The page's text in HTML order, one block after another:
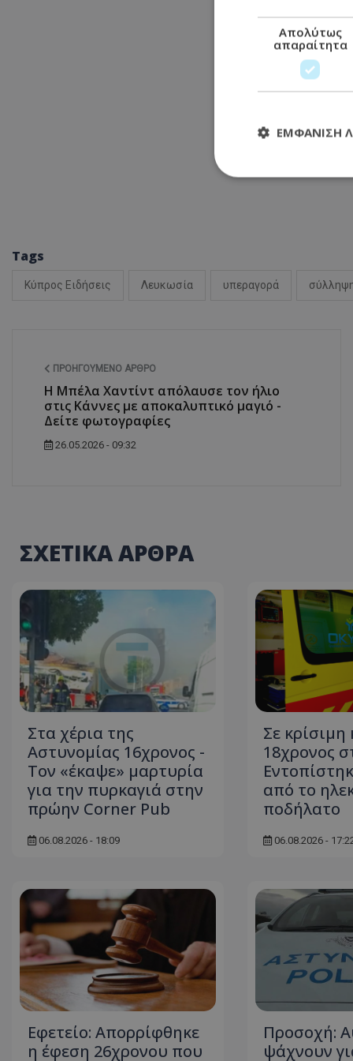
Tags
Κύπρος Ειδήσεις Λευκωσία υπεραγορά
ΠΡΟΗΓΟΎΜΕΝΟ ΆΡΘΡΟ
H Μπέλα Χαντίντ απόλαυσε τον ήλιο
στις Κάννες με αποκαλυπτικό μαγιό -
Δείτε φωτογραφίες
26.05.2026 - 09:32
ΣΧΕΤΙΚΑ ΑΡΘΡΑ
Στα χέρια της
Αστυνομίας 16χρονος -
Τον «έκαψε» μαρτυρία
για την πυρκαγιά στην
πρώην Corner Pub
06.08.2026 - 18:09
Σε
18χρονος
από το
ποδήλατο
06.08.2026 -
Εφετείο: Απορρίφθηκε
η έφεση 26χρονου που
Προσοχή:
ψάχνουν
Απολύτως
απαραίτητα
ΕΜΦΆΝΙΣΗ
διαχείριση
__cf_bm
__cf_bm
ASP.NET_SessionId